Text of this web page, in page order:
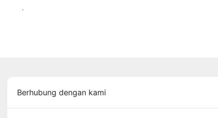
.
Berhubung dengan kami